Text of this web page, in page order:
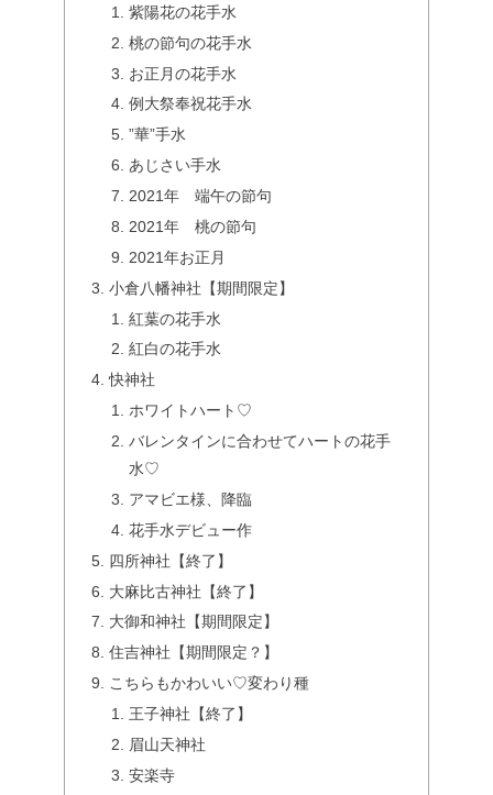
紫陽花の花手水
桃の節句の花手水
お正月の花手水
例大祭奉祝花手水
”華”手水
あじさい手水
2021年 端午の節句
2021年 桃の節句
2021年お正月
小倉八幡神社【期間限定】
紅葉の花手水
紅白の花手水
快神社
ホワイトハート♡
バレンタインに合わせてハートの花手
水♡
アマビエ様、降臨
花手水デビュー作
四所神社【終了】
大麻比古神社【終了】
大御和神社【期間限定】
住吉神社【期間限定？】
こちらもかわいい♡変わり種
王子神社【終了】
眉山天神社
安楽寺